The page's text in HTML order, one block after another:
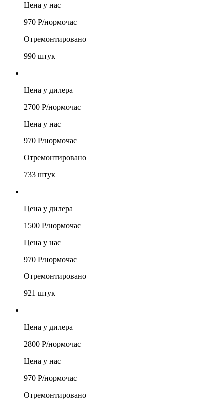
Цена у нас
970 Р/нормочас
Отремонтировано
990 штук
Цена у дилера
2700 Р/нормочас
Цена у нас
970 Р/нормочас
Отремонтировано
733 штук
Цена у дилера
1500 Р/нормочас
Цена у нас
970 Р/нормочас
Отремонтировано
921 штук
Цена у дилера
2800 Р/нормочас
Цена у нас
970 Р/нормочас
Отремонтировано